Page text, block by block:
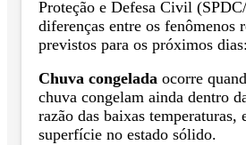
Proteção e Defesa Civil
diferenças entre os fenômenos
previstos para os próximos dias:
Chuva congelada ocorre
chuva congelam ainda dentro
razão das baixas temperaturas,
superfície no estado sólido.